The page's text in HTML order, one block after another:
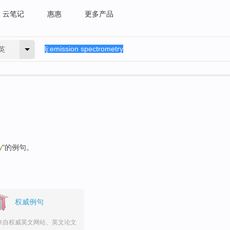
云笔记 惠惠 更多产品
"的例句。
权威例句
自权威英文网站、英文论文